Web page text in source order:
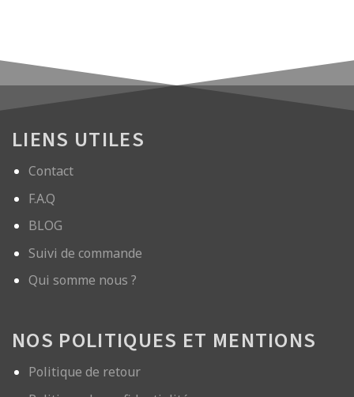
LIENS UTILES
Contact
F.A.Q
BLOG
Suivi de commande
Qui somme nous ?
NOS POLITIQUES ET MENTIONS
Politique de retour